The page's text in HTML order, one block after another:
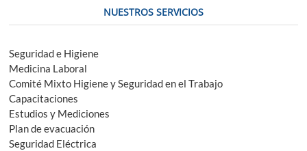
NUESTROS SERVICIOS
Seguridad e Higiene
Medicina Laboral
Comité Mixto Higiene y Seguridad en el Trabajo
Capacitaciones
Estudios y Mediciones
Plan de evacuación
Seguridad Eléctrica